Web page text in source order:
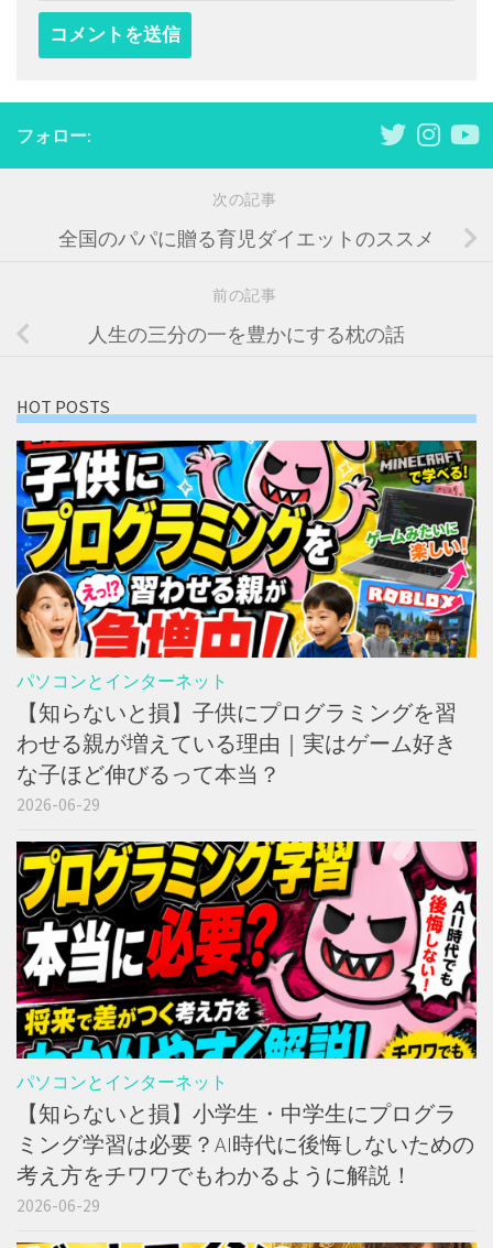
フォロー:
次の記事
全国のパパに贈る育児ダイエットのススメ
前の記事
人生の三分の一を豊かにする枕の話
HOT POSTS
パソコンとインターネット
【知らないと損】子供にプログラミングを習
わせる親が増えている理由｜実はゲーム好き
な子ほど伸びるって本当？
2026-06-29
パソコンとインターネット
【知らないと損】小学生・中学生にプログラ
ミング学習は必要？AI時代に後悔しないための
考え方をチワワでもわかるように解説！
2026-06-29